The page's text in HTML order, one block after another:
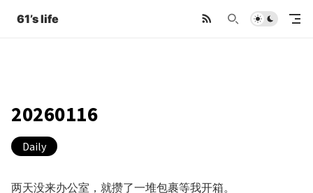
61’s life
20260116
Daily
两天没来办公室，就攒了一堆包裹等我开箱。